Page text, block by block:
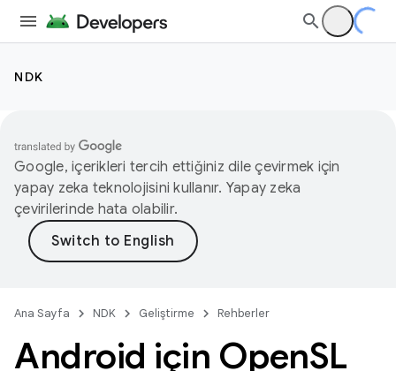
NDK
Google, içerikleri tercih ettiğiniz dile çevirmek için
yapay zeka teknolojisini kullanır. Yapay zeka
çevirilerinde hata olabilir.
Ana Sayfa NDK Geliştirme Rehberler
Android için OpenSL